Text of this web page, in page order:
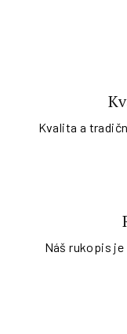
Kvalita a
Náš rukopis je